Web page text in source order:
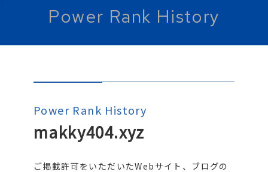
Power Rank History
Power Rank History
makky404.xyz
ご掲載許可をいただいたWebサイト、ブログの